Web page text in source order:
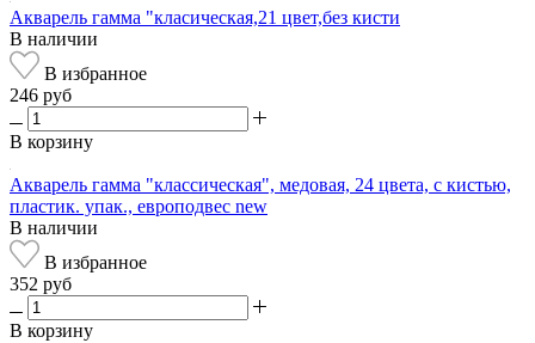
Акварель гамма "класическая,21 цвет,без кисти
В наличии
В избранное
246 руб
В корзину
Акварель гамма "классическая", медовая, 24 цвета, с кистью,
пластик. упак., европодвес new
В наличии
В избранное
352 руб
В корзину